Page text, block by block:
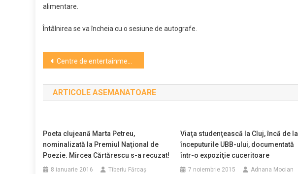
alimentare.
Întâlnirea se va încheia cu o sesiune de autografe.
Navigare
în
articole
Centre de entertainment în premieră, facilități sportive și medicale în Cluj, în cadrul proiectului de reconversie urbană a fostei platforme Carbochim. Ce alte funcțiuni va avea noua dezvoltare (A)
ARTICOLE ASEMANATOARE
Poeta clujeană Marta Petreu,
nominalizată la Premiul Naţional de
Poezie. Mircea Cărtărescu s-a recuzat!
8 ianuarie 2016 Tiberiu Fărcaş
Viaţa studenţească la Cluj, încă de la
începuturile UBB-ului, documentată
într-o expoziţie cuceritoare
7 noiembrie 2015 Adnana Mocian